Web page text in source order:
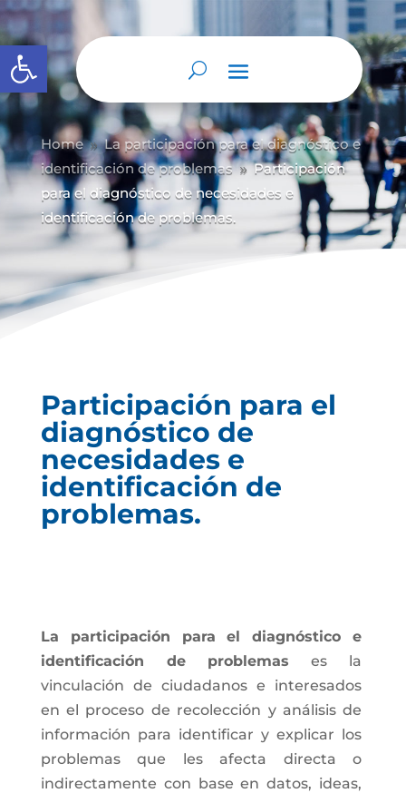
Abrir barra de herramientas
Home 9 La participación para el diagnóstico e
identificación de problemas 9 Participación
para el diagnóstico de necesidades e
identificación de problemas.
Participación para el
diagnóstico de
necesidades e
identificación de
problemas.
La participación para el diagnóstico e
identificación de problemas es la
vinculación de ciudadanos e interesados
en el proceso de recolección y análisis de
información para identificar y explicar los
problemas que les afecta directa o
indirectamente con base en datos, ideas,